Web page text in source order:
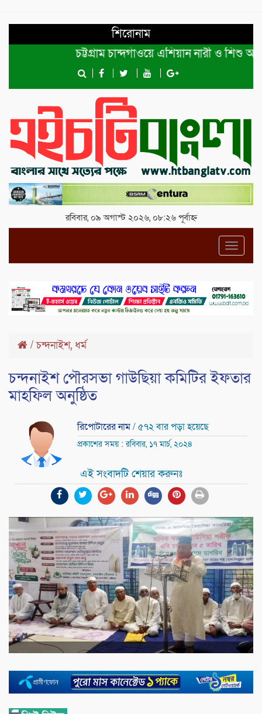
শিরোনাম
চট্টগ্রাম চান্দগাঁওয়ে এশিয়ান নারী ও শিশু
রবিবার, ০৯ অগাস্ট ২০২৬, ০৮:২৬ পূর্বাহ্ন
/চন্দনাইশ, ধর্ম
চন্দনাইশ পৌরসভা গাউছিয়া কমিটির ইফতার
মাহফিল অনুষ্ঠিত
রিপোটারের নাম/ ৫৭২ বার পড়া হয়েছে
প্রকাশের সময় : রবিবার, ১৭ মার্চ, ২০২৪
এই সংবাদটি শেয়ার করুনঃ